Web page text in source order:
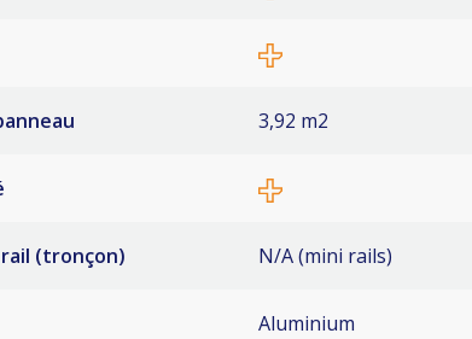
rail (tronçon)
3,92 m2
N/A (mini rails)
Aluminium